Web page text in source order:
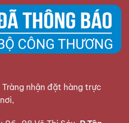
nhận đặt hàng trực